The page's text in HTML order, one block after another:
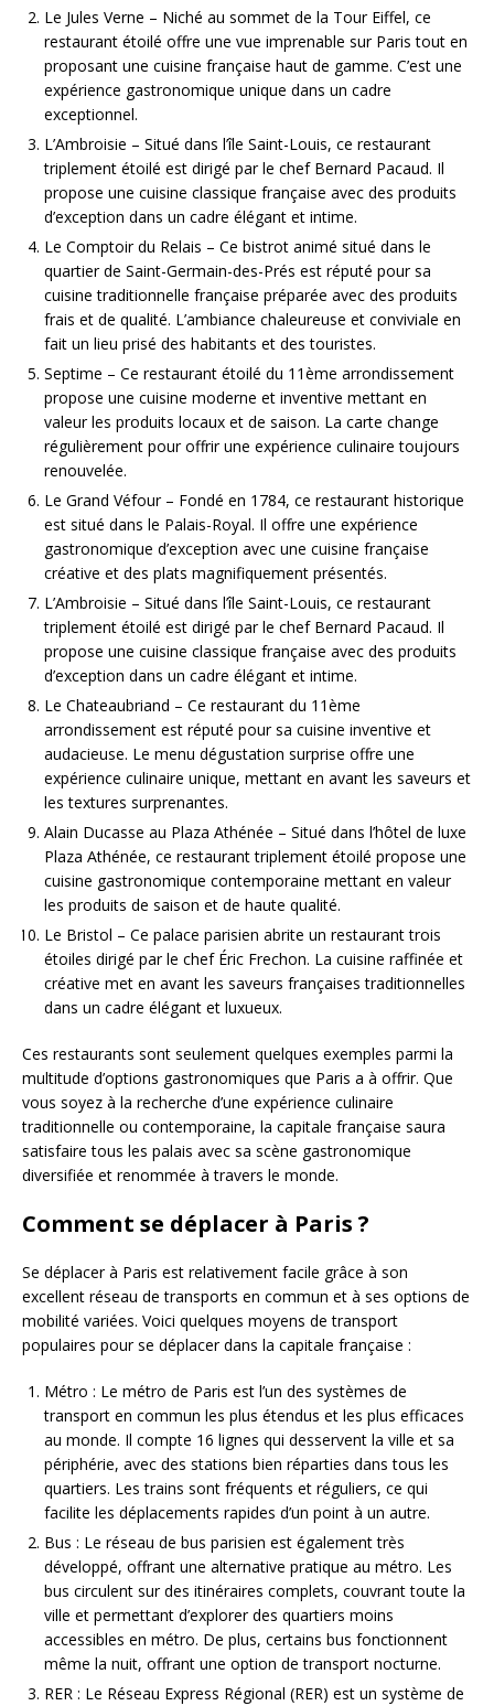
Le Jules Verne – Niché au sommet de la Tour Eiffel, ce
restaurant étoilé offre une vue imprenable sur Paris tout en
proposant une cuisine française haut de gamme. C’est une
expérience gastronomique unique dans un cadre
exceptionnel.
L’Ambroisie – Situé dans l’île Saint-Louis, ce restaurant
triplement étoilé est dirigé par le chef Bernard Pacaud. Il
propose une cuisine classique française avec des produits
d’exception dans un cadre élégant et intime.
Le Comptoir du Relais – Ce bistrot animé situé dans le
quartier de Saint-Germain-des-Prés est réputé pour sa
cuisine traditionnelle française préparée avec des produits
frais et de qualité. L’ambiance chaleureuse et conviviale en
fait un lieu prisé des habitants et des touristes.
Septime – Ce restaurant étoilé du 11ème arrondissement
propose une cuisine moderne et inventive mettant en
valeur les produits locaux et de saison. La carte change
régulièrement pour offrir une expérience culinaire toujours
renouvelée.
Le Grand Véfour – Fondé en 1784, ce restaurant historique
est situé dans le Palais-Royal. Il offre une expérience
gastronomique d’exception avec une cuisine française
créative et des plats magnifiquement présentés.
L’Ambroisie – Situé dans l’île Saint-Louis, ce restaurant
triplement étoilé est dirigé par le chef Bernard Pacaud. Il
propose une cuisine classique française avec des produits
d’exception dans un cadre élégant et intime.
Le Chateaubriand – Ce restaurant du 11ème
arrondissement est réputé pour sa cuisine inventive et
audacieuse. Le menu dégustation surprise offre une
expérience culinaire unique, mettant en avant les saveurs et
les textures surprenantes.
Alain Ducasse au Plaza Athénée – Situé dans l’hôtel de luxe
Plaza Athénée, ce restaurant triplement étoilé propose une
cuisine gastronomique contemporaine mettant en valeur
les produits de saison et de haute qualité.
Le Bristol – Ce palace parisien abrite un restaurant trois
étoiles dirigé par le chef Éric Frechon. La cuisine raffinée et
créative met en avant les saveurs françaises traditionnelles
dans un cadre élégant et luxueux.
Ces restaurants sont seulement quelques exemples parmi la
multitude d’options gastronomiques que Paris a à offrir. Que
vous soyez à la recherche d’une expérience culinaire
traditionnelle ou contemporaine, la capitale française saura
satisfaire tous les palais avec sa scène gastronomique
diversifiée et renommée à travers le monde.
Comment se déplacer à Paris ?
Se déplacer à Paris est relativement facile grâce à son
excellent réseau de transports en commun et à ses options de
mobilité variées. Voici quelques moyens de transport
populaires pour se déplacer dans la capitale française :
Métro : Le métro de Paris est l’un des systèmes de
transport en commun les plus étendus et les plus efficaces
au monde. Il compte 16 lignes qui desservent la ville et sa
périphérie, avec des stations bien réparties dans tous les
quartiers. Les trains sont fréquents et réguliers, ce qui
facilite les déplacements rapides d’un point à un autre.
Bus : Le réseau de bus parisien est également très
développé, offrant une alternative pratique au métro. Les
bus circulent sur des itinéraires complets, couvrant toute la
ville et permettant d’explorer des quartiers moins
accessibles en métro. De plus, certains bus fonctionnent
même la nuit, offrant une option de transport nocturne.
RER : Le Réseau Express Régional (RER) est un système de